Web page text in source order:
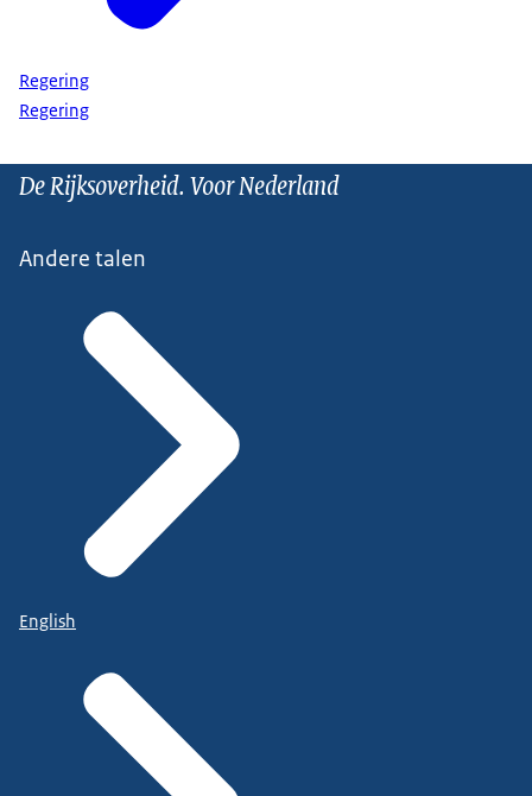
Regering
Regering
De Rijksoverheid. Voor Nederland
Andere talen
English